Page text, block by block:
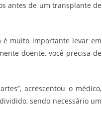
antes de um transplante de
é muito importante levar em
doente, você precisa de
acrescentou o médico,
sendo necessário um